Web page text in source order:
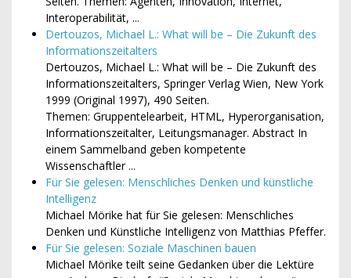
Interoperabilität, ...
Dertouzos, Michael L.: What will be – Die Zukunft des
Informationszeitalters
Dertouzos, Michael L.: What will be – Die Zukunft des
Informationszeitalters, Springer Verlag Wien, New York
1999 (Original 1997), 490 Seiten.
Themen: Gruppentelearbeit, HTML, Hyperorganisation,
Informationszeitalter, Leitungsmanager. Abstract In
einem Sammelband geben kompetente
Wissenschaftler ...
Für Sie gelesen: Menschliches Denken und künstliche
Intelligenz
Michael Mörike hat für Sie gelesen: Menschliches
Denken und Künstliche Intelligenz von Matthias Pfeffer.
Für Sie gelesen: Soziale Maschinen bauen
Michael Mörike teilt seine Gedanken über die Lektüre